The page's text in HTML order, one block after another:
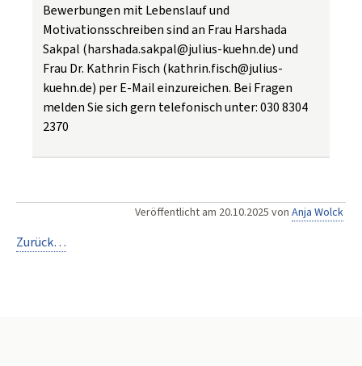
Bewerbungen mit Lebenslauf und
Motivationsschreiben sind an Frau Harshada
Sakpal (harshada.sakpal@julius-kuehn.de) und
Frau Dr. Kathrin Fisch (kathrin.fisch@julius-
kuehn.de) per E-Mail einzureichen. Bei Fragen
melden Sie sich gern telefonisch unter: 030 8304
2370
Veröffentlicht am 20.10.2025vonAnja Wolck
Zurück…